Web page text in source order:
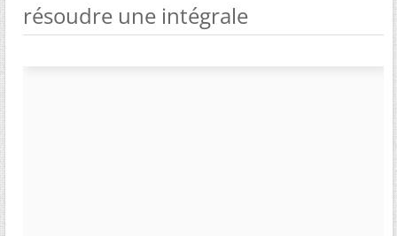
résoudre une intégrale